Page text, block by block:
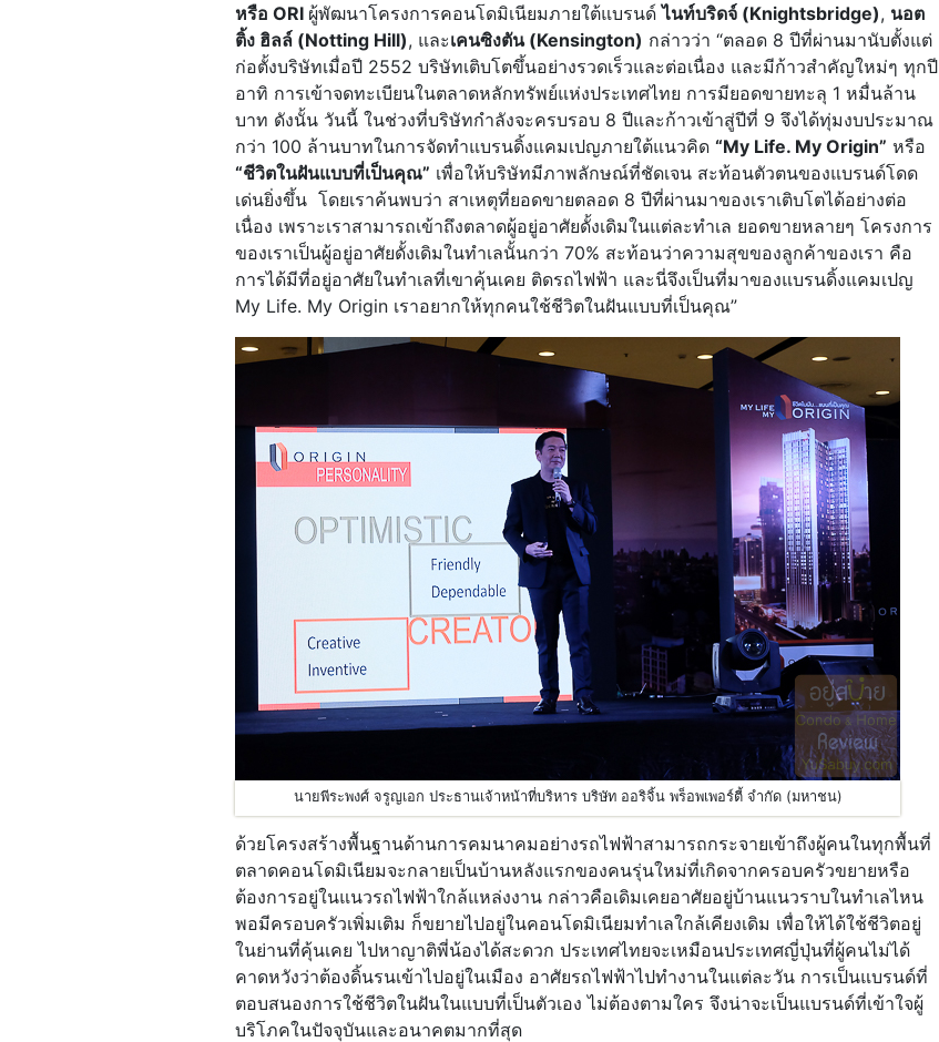
หรือ ORI ผู้พัฒนาโครงการคอนโดมิเนียมภายใต้แบรนด์ไนท์บริดจ์ (Knightsbridge), นอต
ติ้ง ฮิลล์ (Notting Hill), และเคนซิงตัน (Kensington) กล่าวว่า “ตลอด 8 ปีที่ผ่านมานับตั้งแต่
ก่อตั้งบริษัทเมื่อปี 2552 บริษัทเติบโตขึ้นอย่างรวดเร็วและต่อเนื่อง และมีก้าวสำคัญใหม่ๆ ทุกปี
อาทิ การเข้าจดทะเบียนในตลาดหลักทรัพย์แห่งประเทศไทย การมียอดขายทะลุ 1 หมื่นล้าน
บาท ดังนั้น วันนี้ ในช่วงที่บริษัทกำลังจะครบรอบ 8 ปีและก้าวเข้าสู่ปีที่ 9 จึงได้ทุ่มงบประมาณ
กว่า 100 ล้านบาทในการจัดทำแบรนดิ้งแคมเปญภายใต้แนวคิด “My Life. My Origin” หรือ
“ชีวิตในฝันแบบที่เป็นคุณ” เพื่อให้บริษัทมีภาพลักษณ์ที่ชัดเจน สะท้อนตัวตนของแบรนด์โดด
เด่นยิ่งขึ้น โดยเราค้นพบว่า สาเหตุที่ยอดขายตลอด 8 ปีที่ผ่านมาของเราเติบโตได้อย่างต่อ
เนื่อง เพราะเราสามารถเข้าถึงตลาดผู้อยู่อาศัยดั้งเดิมในแต่ละทำเล ยอดขายหลายๆ โครงการ
ของเราเป็นผู้อยู่อาศัยดั้งเดิมในทำเลนั้นกว่า 70% สะท้อนว่าความสุขของลูกค้าของเรา คือ
การได้มีที่อยู่อาศัยในทำเลที่เขาคุ้นเคย ติดรถไฟฟ้า และนี่จึงเป็นที่มาของแบรนดิ้งแคมเปญ
My Life. My Origin เราอยากให้ทุกคนใช้ชีวิตในฝันแบบที่เป็นคุณ”
นายพีระพงศ์ จรูญเอก ประธานเจ้าหน้าที่บริหาร บริษัท ออริจิ้น พร็อพเพอร์ตี้ จำกัด (มหาชน)
ด้วยโครงสร้างพื้นฐานด้านการคมนาคมอย่างรถไฟฟ้าสามารถกระจายเข้าถึงผู้คนในทุกพื้นที่
ตลาดคอนโดมิเนียมจะกลายเป็นบ้านหลังแรกของคนรุ่นใหม่ที่เกิดจากครอบครัวขยายหรือ
ต้องการอยู่ในแนวรถไฟฟ้าใกล้แหล่งงาน กล่าวคือเดิมเคยอาศัยอยู่บ้านแนวราบในทำเลไหน
พอมีครอบครัวเพิ่มเติม ก็ขยายไปอยู่ในคอนโดมิเนียมทำเลใกล้เคียงเดิม เพื่อให้ได้ใช้ชีวิตอยู่
ในย่านที่คุ้นเคย ไปหาญาติพี่น้องได้สะดวก ประเทศไทยจะเหมือนประเทศญี่ปุ่นที่ผู้คนไม่ได้
คาดหวังว่าต้องดิ้นรนเข้าไปอยู่ในเมือง อาศัยรถไฟฟ้าไปทำงานในแต่ละวัน การเป็นแบรนด์ที่
ตอบสนองการใช้ชีวิตในฝันในแบบที่เป็นตัวเอง ไม่ต้องตามใคร จึงน่าจะเป็นแบรนด์ที่เข้าใจผู้
บริโภคในปัจจุบันและอนาคตมากที่สุด